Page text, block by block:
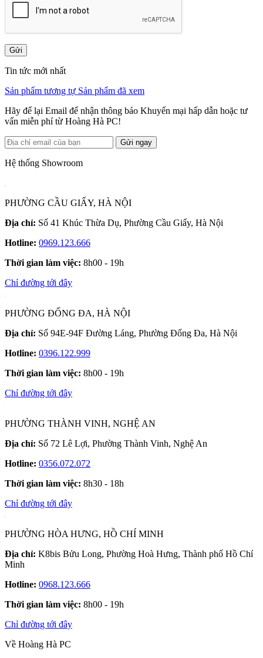
Gửi
Tin tức mới nhất
Sản phẩm tương tự Sản phẩm đã xem
Hãy để lại Email để nhận thông báo Khuyến mại hấp dẫn hoặc tư
vấn miễn phí từ Hoàng Hà PC!
Gửi ngay
Hệ thống Showroom
PHƯỜNG CẦU GIẤY, HÀ NỘI
Địa chỉ: Số 41 Khúc Thừa Dụ, Phường Cầu Giấy, Hà Nội
Hotline: 0969.123.666
Thời gian làm việc: 8h00 - 19h
Chỉ đường tới đây
PHƯỜNG ĐỐNG ĐA, HÀ NỘI
Địa chỉ: Số 94E-94F Đường Láng, Phường Đống Đa, Hà Nội
Hotline: 0396.122.999
Thời gian làm việc: 8h00 - 19h
Chỉ đường tới đây
PHƯỜNG THÀNH VINH, NGHỆ AN
Địa chỉ: Số 72 Lê Lợi, Phường Thành Vinh, Nghệ An
Hotline: 0356.072.072
Thời gian làm việc: 8h30 - 18h
Chỉ đường tới đây
PHƯỜNG HÒA HƯNG, HỒ CHÍ MINH
Địa chỉ: K8bis Bửu Long, Phường Hoà Hưng, Thành phố Hồ Chí
Minh
Hotline: 0968.123.666
Thời gian làm việc: 8h00 - 19h
Chỉ đường tới đây
Về Hoàng Hà PC